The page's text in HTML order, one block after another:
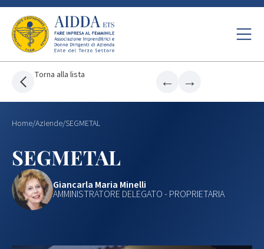
Torna alla lista ← →
Home/Aziende/SEGMETAL
SEGMETAL
Giancarla Maria Minelli
AMMINISTRATORE DELEGATO - PROPRIETARIA